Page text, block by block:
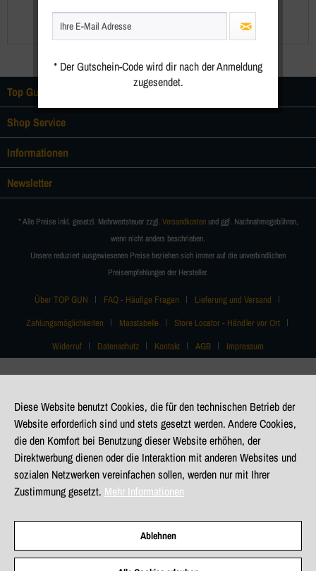
Top Gun Community
Shop Service
Informationen
Newsletter
* Alle Preise inkl. gesetzl. Mehrwertsteuer zzgl. Versandkostenund ggf. Nachnahmegebühren,
wenn nicht anders beschrieben.
Unsere reduziert ausgewiesenen Preise beziehen sich immer auf die unverbindlichen
Preisempfehlungen der Hersteller.
Über TOP GUN FAQ - Häufige Fragen
Lieferung und Versand
Zahlungsmöglichkeiten
Masstabelle
Store Locator - Händler vor Ort
Widerruf
Datenschutz Kontakt AGB Impressum
Diese Website benutzt Cookies, die für den technischen Betrieb der
Website erforderlich sind und stets gesetzt werden. Andere Cookies,
die den Komfort bei Benutzung dieser Website erhöhen, der
Direktwerbung dienen oder die Interaktion mit anderen Websites und
sozialen Netzwerken vereinfachen sollen, werden nur mit Ihrer
Zustimmung gesetzt. Mehr Informationen
Ablehnen
* Der Gutschein-Code wird dir nach der Anmeldung
zugesendet.